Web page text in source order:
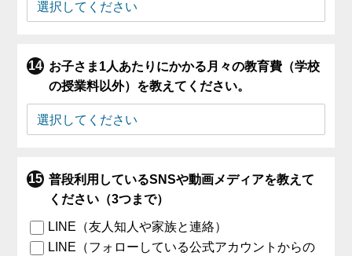
お子さま1人あたりにかかる月々の教育費（学校
の授業料以外）を教えてください。
普段利用しているSNSや動画メディアを教えて
ください（3つまで）
LINE（友人知人や家族と連絡）
LINE（フォローしている公式アカウントからの